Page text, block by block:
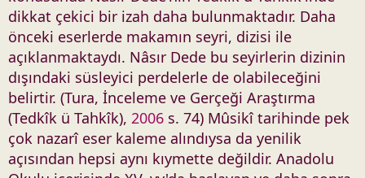
dikkat çekici bir izah daha bulunmaktadır. Daha
önceki eserlerde makamın seyri, dizisi ile
açıklanmaktaydı. Nâsır Dede bu seyirlerin dizinin
dışındaki süsleyici perdelerle de olabileceğini
belirtir. (Tura, İnceleme ve Gerçeği Araştırma
(Tedkîk ü Tahkîk), 2006 s. 74) Mûsikî tarihinde pek
çok nazarî eser kaleme alındıysa da yenilik
açısından hepsi aynı kıymette değildir. Anadolu